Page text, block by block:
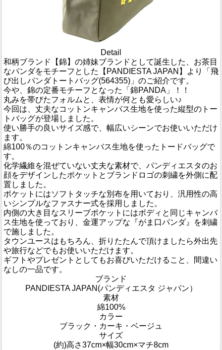
Detail
和柄ブランド【錦】の姉妹ブランドとして誕生した、お茶目
なパンダをモチーフとした【PANDIESTA JAPAN】より「飛
び出しパンダトートバッグ(564355)」のご紹介です。
今や、錦の定番モチーフとなった「錦PANDA」！！
丸みを帯びたフォルムと、表情が何とも愛らしい♪
今回は、丈夫なコットンキャンバス生地を使った縦型のトー
トバッグが登場しました。
使い勝手の良いサイズ感で、幅広いシーンでお使いいただけ
ます。
綿100％のコットンキャンバス生地を使ったトードバッグで
す。
化学繊維を混ぜていない丈夫な素材で、パンディエスタのお
顔をデザインしたポケットとブランドロゴの刺繍を外側に配
置しました。
ポケットにはソフトタッチな別布を用いており、汎用性の高
いシンプルなファスナー式を採用しました。
内側の大き目なスリーブポケットにはボディと同じキャンバ
ス生地を使っており、金運アップな『がま口パンダ』を刺繍
で施しました。
タウンユースはもちろん、折りたたんで頂けましたら外出先
や旅行などでもお使いいただけます。
ギフトやプレゼントとしてもお喜びいただけること、間違い
なしの一品です。
ブランド
PANDIESTA JAPAN(パンディエスタ ジャパン）
素材
綿100%
カラー
ブラック・カーキ・ベージュ
サイズ
(約)高さ37cm×幅30cm×マチ8cm